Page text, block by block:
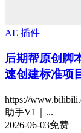
AE 插件
后期帮原创脚
速创建标准项
https://
助手V1｜...
2026-06-03免费